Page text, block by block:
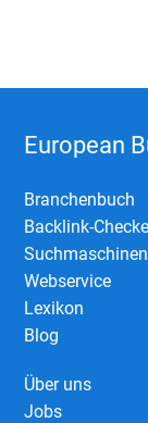
European
Branchenbuch
Backlink-
Webservice
Lexikon
Blog
Über uns
Jobs